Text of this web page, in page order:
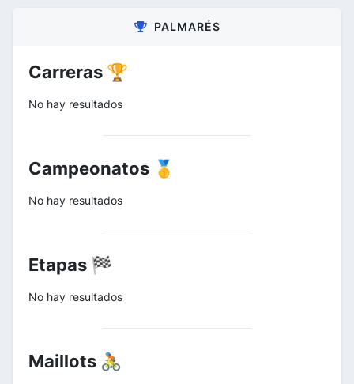
PALMARÉS
Carreras 🏆
No hay resultados
Campeonatos 🥇
No hay resultados
Etapas 🏁
No hay resultados
Maillots 🚴